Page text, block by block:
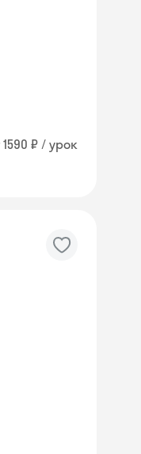
1590 ₽ / урок